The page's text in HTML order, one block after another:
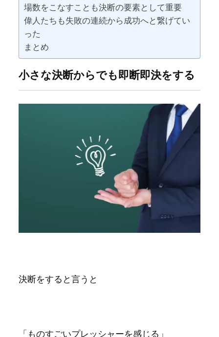
場数をこなすことも決断の要素として重要
偉人たちも失敗の連続から成功へと繋げてい
った
まとめ
小さな決断からでも即断即決をする
決断をすると言うと
「ものすごいプレッシャーを感じる」